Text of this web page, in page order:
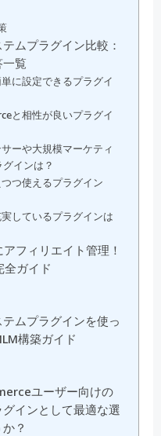
ムプラグイン比較：
覧
に設定できるプラグイ
と相性が良いプラグイ
ーや大規模マーケティ
インは？
つ使えるプラグイン
しているプラグインは
フィリエイト管理！
全ガイド
ムプラグインを使っ
構築ガイド
ユーザー向けの
インとして最適な選
？